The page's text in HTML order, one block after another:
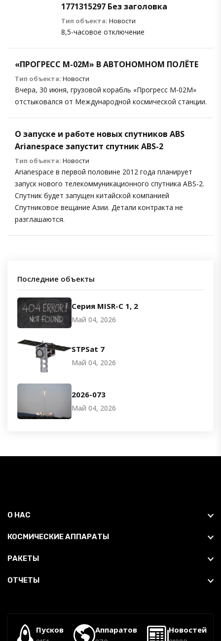
1771315297 Без заголовка
Тип объекта: Новости
8,5-часовое отключение
«ПРОГРЕСС М-02М» В АВТОНОМНОМ ПОЛЁТЕ
Тип объекта: Новости
Вчера, 30 июня, грузовой корабль «Прогресс М-02М»
отстыковался от Международной космической станции.
О запуске и работе новых спутников ABS
Arianespace запустит спутник ABS-2
Тип объекта: Новости
Arianespace в первой половине 2012 года планирует
запуск нового телекоммуникационного спутника ABS-2.
Спутник будет запущен китайской компанией
Спутниковое вещание Азии. Детали контракта не
разглашаются.
Последние объекты
Серия MISR-C 1, 2
Май 04, 2026
STPSat 7
Май 04, 2026
2026-073
Май 04, 2026
О НАС
КОСМИЧЕСКИЕ АППАРАТЫ
РАКЕТЫ
ОТЧЕТЫ
Пусков Аппаратов Новостей